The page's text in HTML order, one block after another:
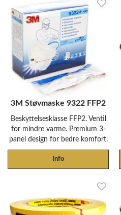
3M Støvmaske 9322 FFP2
Beskyttelsesklasse FFP2. Ventil
for mindre varme. Premium 3-
panel design for bedre komfort.
Info